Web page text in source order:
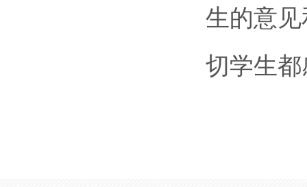
生的意
切学生